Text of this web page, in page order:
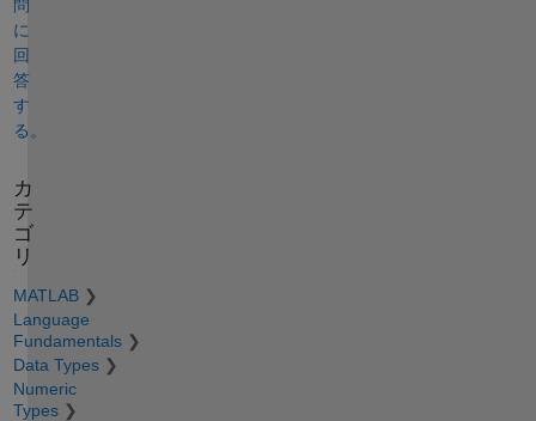
問
に
回
答
す
る。
カ
テ
ゴ
リ
MATLAB
Language
Fundamentals
Data Types
Numeric
Types